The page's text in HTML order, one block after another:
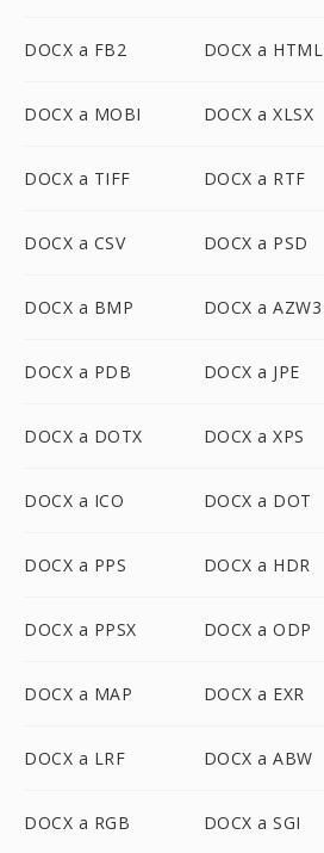
DOCX a FB2 DOCX a HTML
DOCX a MOBI DOCX a XLSX
DOCX a TIFF DOCX a RTF
DOCX a CSV DOCX a PSD
DOCX a BMP DOCX a AZW3
DOCX a PDB DOCX a JPE
DOCX a DOTX DOCX a XPS
DOCX a ICO DOCX a DOT
DOCX a PPS DOCX a HDR
DOCX a PPSX DOCX a ODP
DOCX a MAP DOCX a EXR
DOCX a LRF DOCX a ABW
DOCX a RGB DOCX a SGI